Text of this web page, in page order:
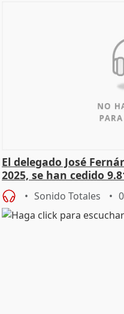
El delegado José
2025, se han cedido
Sonido Totales